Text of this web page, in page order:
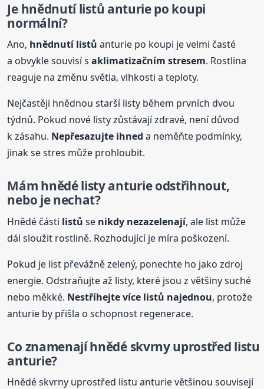
Je hnědnutí listů anturie po koupi
normální?
Ano, hnědnutí listů anturie po koupi je velmi časté
a obvykle souvisí saklimatizačním stresem. Rostlina
reaguje na změnu světla, vlhkosti a teploty.
Nejčastěji hnědnou starší listy během prvních dvou
týdnů. Pokud nové listy zůstávají zdravé, není důvod
k zásahu. Nepřesazujte ihned a neměňte podmínky,
jinak se stres může prohloubit.
Mám hnědé listy anturie odstřihnout,
nebo je nechat?
Hnědé části listů se nikdy nezazelenají, ale list může
dál sloužit rostlině. Rozhodující je míra poškození.
Pokud je list převážně zelený, ponechte ho jako zdroj
energie. Odstraňujte až listy, které jsou z většiny suché
nebo měkké. Nestříhejte více listů najednou, protože
anturie by přišla o schopnost regenerace.
Co znamenají hnědé skvrny uprostřed listu
anturie?
Hnědé skvrny uprostřed listu anturie většinou souvisejí